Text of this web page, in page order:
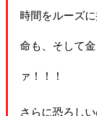
時間をルーズ
命も、そして
ァ！！！
さらに恐ろし